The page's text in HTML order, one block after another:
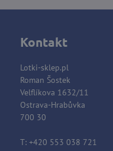
Kontakt
Lotki-sklep.pl
Roman Šostek
Velflíkova 1632/11
Ostrava-Hrabůvka
700 30
T: +420 553 038 721